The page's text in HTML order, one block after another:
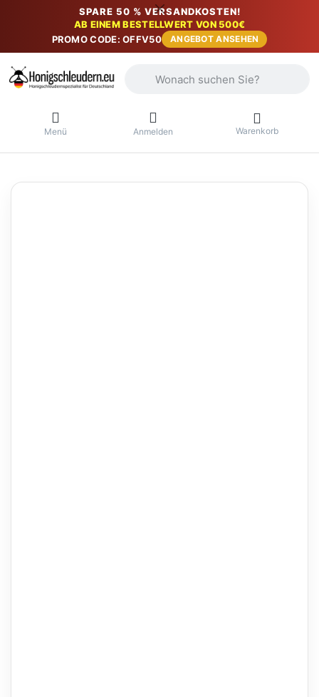
SPARE 50 % VERSANDKOSTEN!
AB EINEM BESTELLWERT VON 500€
PROMO CODE: OFFV50
ANGEBOT ANSEHEN
Menü Anmelden Warenkorb